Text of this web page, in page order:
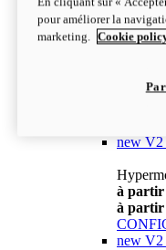
à partir
newV2
à
à
new V2
à partir
à partir
new V2
pour améliorer la
marketing.
Cookie